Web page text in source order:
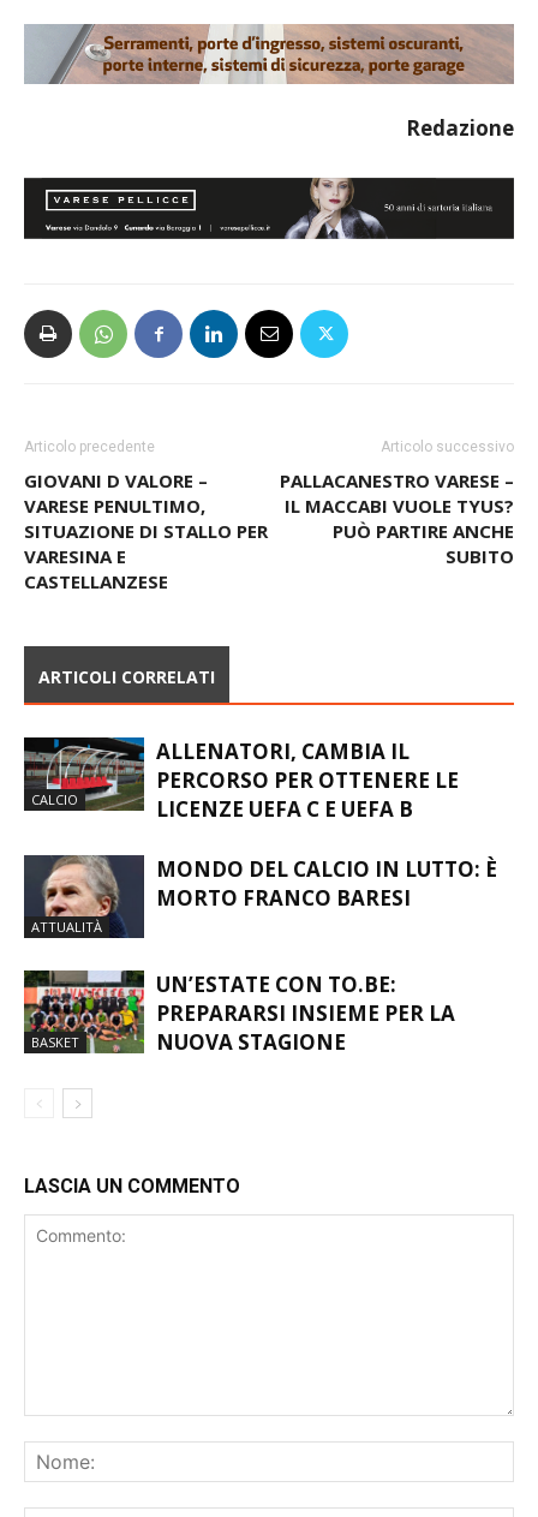
Articolo precedente
GIOVANI D VALORE –
VARESE PENULTIMO,
SITUAZIONE DI STALLO PER
Articolo successivo
PALLACANESTRO VARESE –
IL MACCABI VUOLE TYUS?
ALLENATORI, CAMBIA IL
PERCORSO PER OTTENERE LE
ATTUALITÀ
MONDO DEL CALCIO IN LUTTO: È
BASKET
UN’ESTATE CON TO.BE:
PREPARARSI INSIEME PER LA
LASCIA UN COMMENTO